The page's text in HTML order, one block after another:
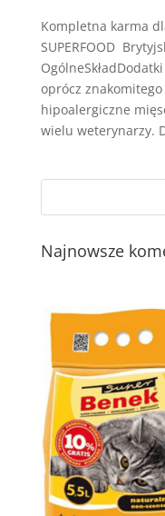
Kompletna karma
SUPERFOOD
oprócz znakomitego
hipoalergiczne
wielu weterynarzy.
Najnowsze